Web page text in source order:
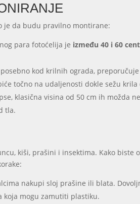
je da budu pravilno montirane:
para fotoćelija je između 40 i 60
kod krilnih ograda,
točno na udaljenosti dokle sežu
klasična visina od 50 cm ih možda
tla.
kiši, prašini i insektima. Kako
nakupi sloj prašine ili blata.
koja mogu zamutiti plastiku.